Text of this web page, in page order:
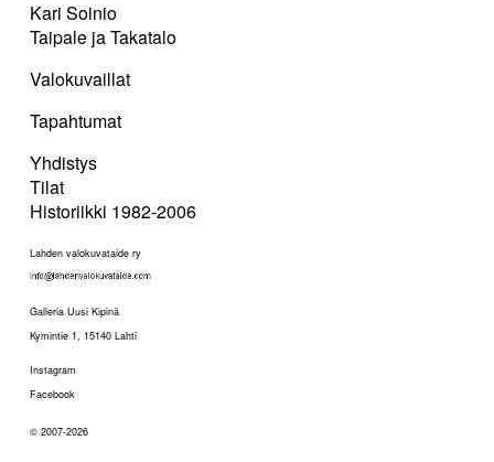
Kari Soinio
Taipale ja Takatalo
Valokuvaillat
Tapahtumat
Yhdistys
Tilat
Historiikki 1982-2006
Lahden valokuvataide ry
Galleria Uusi Kipinä
Kymintie 1, 15140 Lahti
Instagram
Facebook
© 2007-2026